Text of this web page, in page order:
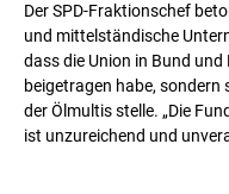
Der SPD-Fraktionschef
und mittelständische
dass die Union in Bund
beigetragen habe, sondern
der Ölmultis stelle. „Die
ist unzureichend und